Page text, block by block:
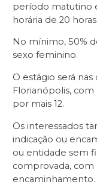
período matutino
horária de 20
No mínimo, 50%
sexo feminino.
O estágio será
Florianópolis, com
por mais 12.
Os interessados
indicação ou
ou entidade sem
comprovada, com
encaminhamento.